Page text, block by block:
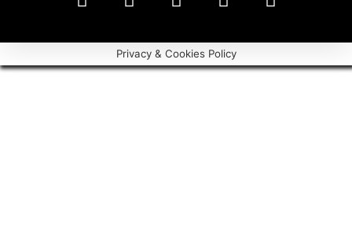
Privacy & Cookies Policy